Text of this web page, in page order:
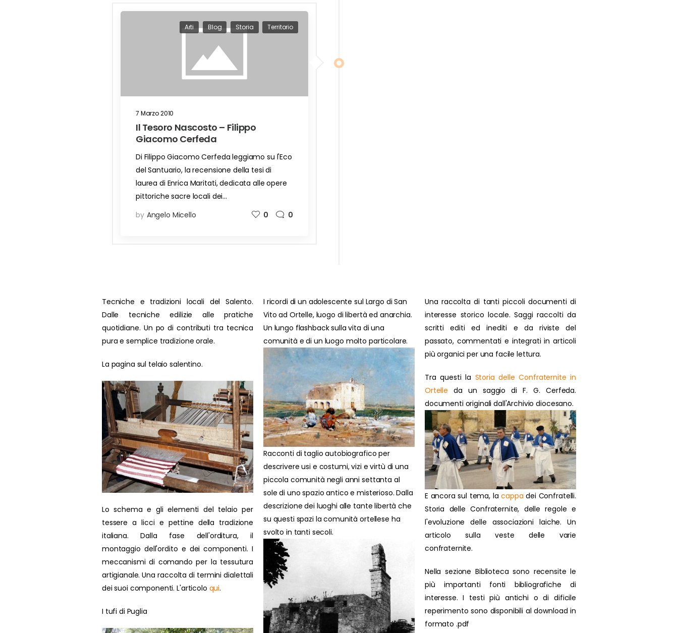
7 Marzo 2010
Arti Blog Storia Territorio
Il Tesoro Nascosto – Filippo
Giacomo Cerfeda
Di Filippo Giacomo Cerfeda leggiamo su l'Eco
del Santuario, la recensione della tesi di
laurea di Enrica Maritati, dedicata alle opere
pittoriche sacre locali dei…
by Angelo Micello 0 0
Tecniche e tradizioni locali del Salento.
Dalle tecniche edilizie alle pratiche
quotidiane. Un po di contributi tra tecnica
pura e semplice tradizione orale.
La pagina sul telaio salentino.
Lo schema e gli elementi del telaio per
tessere a licci e pettine della tradizione
italiana. Dalla fase dell'orditura, il
montaggio dell'ordito e dei componenti. I
meccanismi di comando per la tessutura
artigianale. Una raccolta di termini dialettali
dei suoi componenti. L'articolo qui.
I tufi di Puglia
I ricordi di un adolescente sul Largo di San
Vito ad Ortelle, luogo di libertà ed anarchia.
Un lungo flashback sulla vita di una
comunità e di un luogo molto particolare.
Racconti di taglio autobiografico per
descrivere usi e costumi, vizi e virtù di una
piccola comunità negli anni settanta al
sole di uno spazio antico e misterioso. Dalla
descrizione dei luoghi alle tante libertà che
su questi spazi la comunità ortellese ha
svolto in tanti secoli.
Una raccolta di tanti piccoli documenti di
interesse storico locale. Saggi raccolti da
scritti editi ed inediti e da riviste del
passato, commentati e integrati in articoli
più organici per una facile lettura.
Tra questi la Storia delle Confraternite in
Ortelle da un saggio di F. G. Cerfeda.
documenti originali dall'Archivio diocesano.
E ancora sul tema, lacappa dei Confratelli.
Storia delle Confraternite, delle regole e
l'evoluzione delle associazioni laiche. Un
articolo sulla veste delle varie
confraternite.
Nella sezione Biblioteca sono recensite le
più importanti fonti bibliografiche di
interesse. I testi più antichi o di dificile
reperimento sono disponibili al download in
formato .pdf